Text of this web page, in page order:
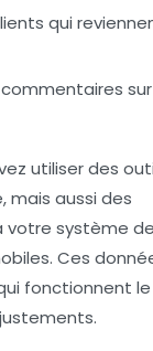
qui
sur
utiliser des
mais aussi des
votre système
Ces
fonctionnent le